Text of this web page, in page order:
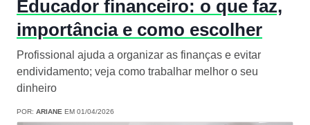
Educador financeiro: o que faz,
importância e como escolher
Profissional ajuda a organizar as finanças e evitar
endividamento; veja como trabalhar melhor o seu
dinheiro
POR: ARIANE EM 01/04/2026